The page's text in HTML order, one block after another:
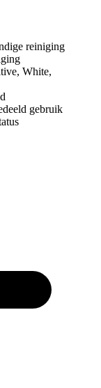
reiniging
White,
gebruik